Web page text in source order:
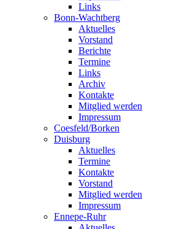
Links
Bonn-Wachtberg
Aktuelles
Vorstand
Berichte
Termine
Links
Archiv
Kontakte
Mitglied werden
Impressum
Coesfeld/Borken
Duisburg
Aktuelles
Termine
Kontakte
Vorstand
Mitglied werden
Impressum
Ennepe-Ruhr